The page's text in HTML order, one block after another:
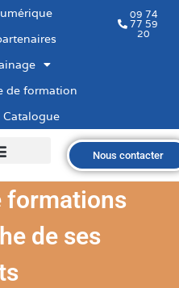
de formation
Catalogue
09 74
77 59
20
Nous contacter
formations
de ses